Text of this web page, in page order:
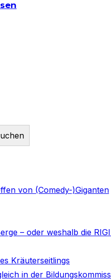
von (Comedy-)Giganten
– oder weshalb die
Kräuterseitlings
in der